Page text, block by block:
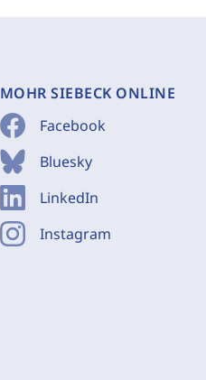
MOHR SIEBECK ONLINE
Facebook
Bluesky
LinkedIn
Instagram